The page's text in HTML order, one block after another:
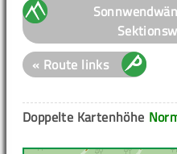
« Route links
Doppelte Kartenhöhe